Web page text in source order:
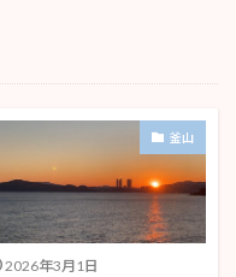
釜山
2026年3月1日